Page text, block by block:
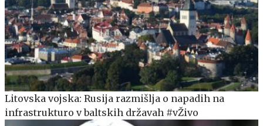
Litovska vojska: Rusija razmišlja o napadih na
infrastrukturo v baltskih državah #vŽivo